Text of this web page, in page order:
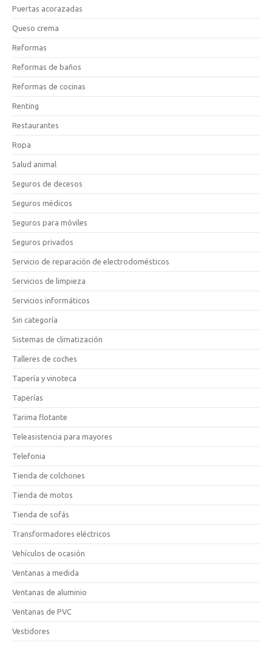
Puertas acorazadas
Queso crema
Reformas
Reformas de baños
Reformas de cocinas
Renting
Restaurantes
Ropa
Salud animal
Seguros de decesos
Seguros médicos
Seguros para móviles
Seguros privados
Servicio de reparación de electrodomésticos
Servicios de limpieza
Servicios informáticos
Sin categoría
Sistemas de climatización
Talleres de coches
Tapería y vinoteca
Taperías
Tarima flotante
Teleasistencia para mayores
Telefonia
Tienda de colchones
Tienda de motos
Tienda de sofás
Transformadores eléctricos
Vehículos de ocasión
Ventanas a medida
Ventanas de aluminio
Ventanas de PVC
Vestidores